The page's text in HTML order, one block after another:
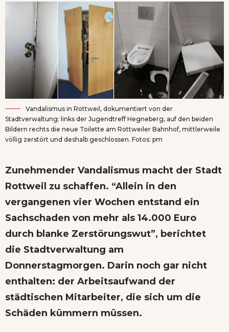
Vandalismus in Rottweil, dokumentiert von der
Stadtverwaltung: links der Jugendtreff Hegneberg, auf den beiden
Bildern rechts die neue Toilette am Rottweiler Bahnhof, mittlerweile
völlig zerstört und deshalb geschlossen. Fotos: pm
Zunehmender Vandalismus macht der Stadt
Rottweil zu schaffen. “Allein in den
vergangenen vier Wochen entstand ein
Sachschaden von mehr als 14.000 Euro
durch blanke Zerstörungswut”, berichtet
die Stadtverwaltung am
Donnerstagmorgen. Darin noch gar nicht
enthalten: der Arbeitsaufwand der
städtischen Mitarbeiter, die sich um die
Schäden kümmern müssen.